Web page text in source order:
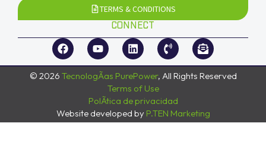
TERMS & CONDITIONS
CONNECT
© 2026 TecnologÃ­as PurePower, All Rights Reserved
Terms of Use
PolÃ­tica de privacidad
Website developed by P.TEN Marketing